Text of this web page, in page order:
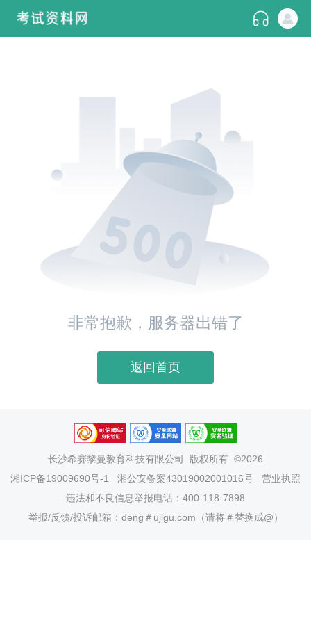
非常抱歉，服务器出错了
返回首页
长沙希赛黎曼教育科技有限公司
版权所有 ©2026
湘ICP备19009690号-1
湘公安备案43019002001016号
营业执照
违法和不良信息举报电话：400-118-7898
举报/反馈/投诉邮箱：deng＃ujigu.com（请将＃替换成@）